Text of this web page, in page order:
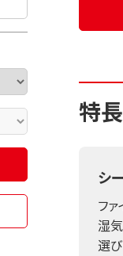
特長
シ
フ
湿
選